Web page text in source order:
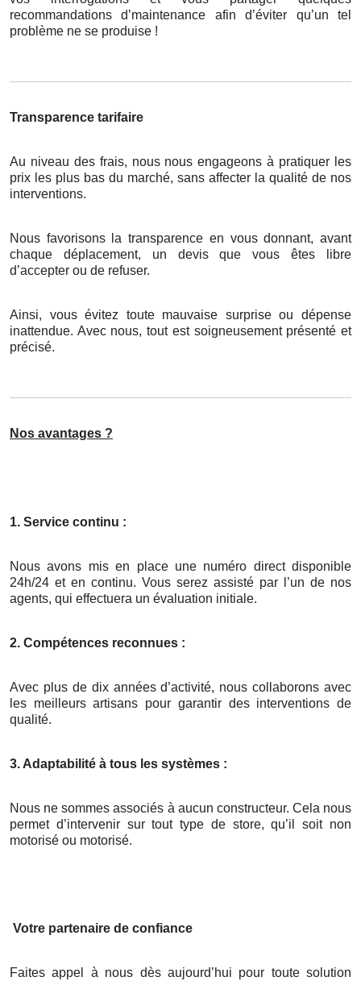
recommandations d’maintenance afin d’éviter qu’un tel
problème ne se produise !
Transparence tarifaire
Au niveau des frais, nous nous engageons à pratiquer les
prix les plus bas du marché, sans affecter la qualité de nos
interventions.
Nous favorisons la transparence en vous donnant, avant
chaque déplacement, un devis que vous êtes libre
d’accepter ou de refuser.
Ainsi, vous évitez toute mauvaise surprise ou dépense
inattendue. Avec nous, tout est soigneusement présenté et
précisé.
Nos avantages ?
1. Service continu :
Nous avons mis en place une numéro direct disponible
24h/24 et en continu. Vous serez assisté par l’un de nos
agents, qui effectuera un évaluation initiale.
2. Compétences reconnues :
Avec plus de dix années d’activité, nous collaborons avec
les meilleurs artisans pour garantir des interventions de
qualité.
3. Adaptabilité à tous les systèmes :
Nous ne sommes associés à aucun constructeur. Cela nous
permet d’intervenir sur tout type de store, qu’il soit non
motorisé ou motorisé.
Votre partenaire de confiance
Faites appel à nous dès aujourd’hui pour toute solution